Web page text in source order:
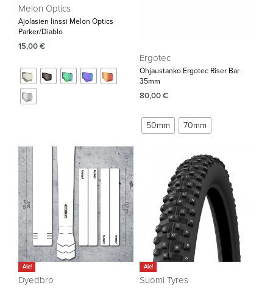
Melon Optics
Ajolasien linssi Melon Optics
Parker/Diablo
15,00€
Ergotec
Ohjaustanko Ergotec Riser Bar
35mm‌
80,00€
50mm 70mm
Ale!
Dyedbro
Ale!
Suomi Tyres